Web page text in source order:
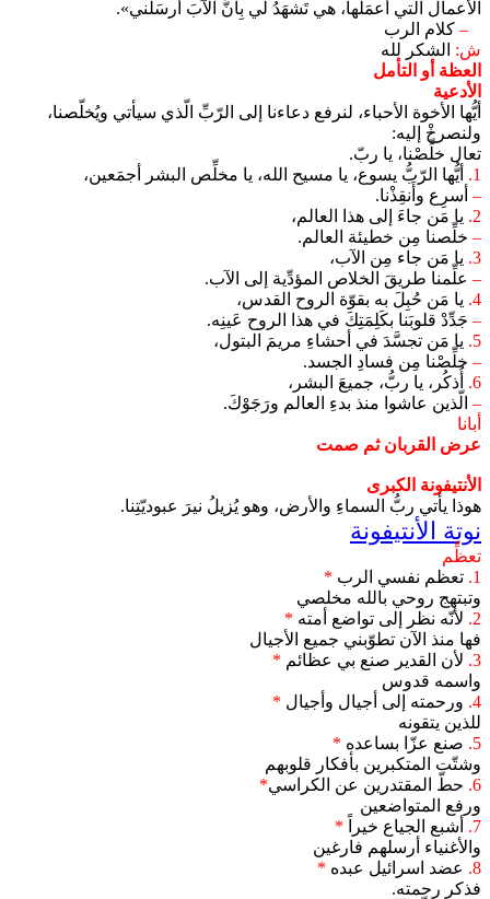
الأعمال الَّتي أَعمَلُها، هي تَشهَدُ لي بِأَنَّ الآبَ أَرسَلَني».
– كلام الرب
ش: الشكر لله
العظة أو التأمل
الأدعية
أيُّها الأخوة الأحباء، لنرفع دعاءنا إلى الرّبِّ الّذي سيأتي ويُخلّصنا،
ولنصرخْ إليه:
تعال خلِّصْنا، يا ربّ.
1.
أيُّها الرّبُّ يسوع، يا مسيح الله، يا مخلِّص البشر أجمَعين،
– أسرِع وأَنقِذْنا.
2. يا مَن جاءَ إلى هذا العالم،
– خلِّصنا مِن خطيئة العالم.
3. يا مَن جاء مِن الآب،
– علِّمنا طريقَ الخلاص المؤدِّية إلى الآب.
4. يا مَن حُبِلَ به بقوّة الروح القدس،
– جَدِّدْ قلوبَنا بكَلِمَتِكَ في هذا الروح عَينِه.
5. يا مَن تجسَّدَ في أحشاءِ مريمَ البتول،
– خلِّصْنا مِن فسادِ الجسد.
6.
أُذكُر، يا ربُّ، جميعَ البشر،
– الّذين عاشوا منذ بدءِ العالم ورَجَوْكَ.
أبانا
عرض القربان ثم صمت
الأنتيفونة الكبرى
هوذا يأتي ربُّ السماءِ والأرض، وهو يُزيلُ نيرَ عبوديّتِنا.
نوتة الأنتيفونة
تعظِّم
1. تعظم نفسي الرب *
وتبتهج روحي بالله مخلصي
2. لأنّه نظر إلى تواضع أمته *
فها منذ الآن تطوّبني جميع الأجيال
3. لأن القدير صنع بي عظائم *
واسمه قدوس
4. ورحمته إلى أجيال وأجيال *
للذين يتقونه
5. صنع عزّا بساعده *
وشتّت المتكبرين بأفكار قلوبهم
6. حطّ المقتدرين عن الكراسي*
ورفع المتواضعين
7.
أشبع الجياع خيراً *
والأغنياء أرسلهم فارغين
8. عضد اسرائيل عبده *
فذكر رحمته.